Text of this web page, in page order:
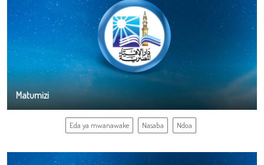
Matumizi
Eda ya mwanawake Nasaba Ndoa